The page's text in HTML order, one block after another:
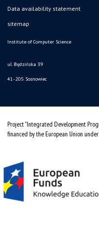
Data availability statement
sitemap
Institute of Computer Science
ul. Będzińska 39
41-205 Sosnowiec
Project "Integrated Development
financed by the European Union